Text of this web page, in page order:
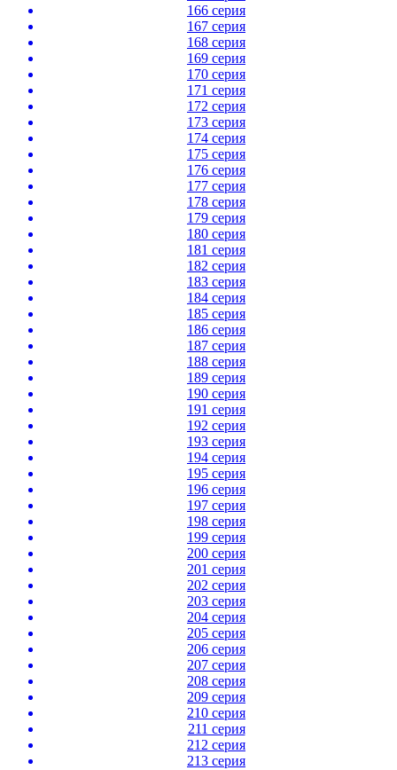
166 серия
167 серия
168 серия
169 серия
170 серия
171 серия
172 серия
173 серия
174 серия
175 серия
176 серия
177 серия
178 серия
179 серия
180 серия
181 серия
182 серия
183 серия
184 серия
185 серия
186 серия
187 серия
188 серия
189 серия
190 серия
191 серия
192 серия
193 серия
194 серия
195 серия
196 серия
197 серия
198 серия
199 серия
200 серия
201 серия
202 серия
203 серия
204 серия
205 серия
206 серия
207 серия
208 серия
209 серия
210 серия
211 серия
212 серия
213 серия